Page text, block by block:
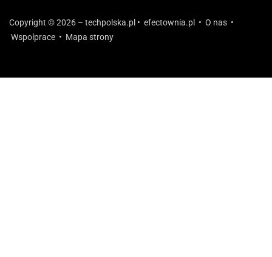
Copyright © 2026 – techpolska.pl • efectownia.pl • O nas •
Wspolprace • Mapa strony